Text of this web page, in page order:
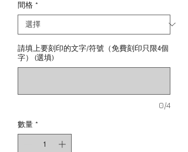
間格 *
請填上要刻印的文字/符號（免費刻印只限4個
字） (選填)
0/4
數量 *